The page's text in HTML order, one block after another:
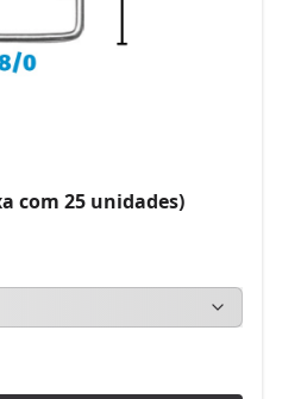
com 25 unidades)